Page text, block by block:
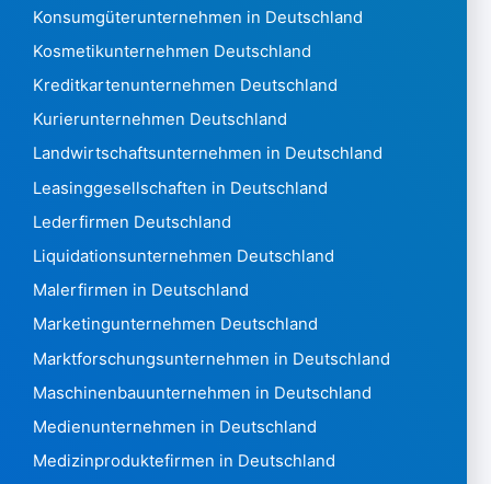
Kasachstan 433057
Kenia5.275
Kosovo595
Kuwait 31.399
Laos28
Lettland 126.478
Lesotho442
Liberia705
Libyen451
Liechtenstein 9.427
Luxemburg 145.628
Macao 1,307
Mazedonien 3,874
Madagaskar546
Konsumgüterunternehmen in Deutschland
Kosmetikunternehmen Deutschland
Kreditkartenunternehmen Deutschland
Kurierunternehmen Deutschland
Landwirtschaftsunternehmen in Deutschland
Leasinggesellschaften in Deutschland
Lederfirmen Deutschland
Liquidationsunternehmen Deutschland
Malerfirmen in Deutschland
Marketingunternehmen Deutschland
Marktforschungsunternehmen in Deutschland
Maschinenbauunternehmen in Deutschland
Medienunternehmen in Deutschland
Medizinproduktefirmen in Deutschland